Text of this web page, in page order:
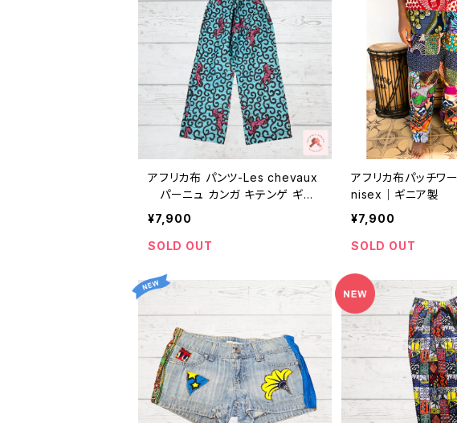
アフリカ布 パンツ-Les chevaux
パーニュ カンガ キテンゲ ギニ
ア フェアトレード INUWALIAFRIC
¥7,900
SOLD OUT
アフリカ布パッチワ
nisex｜ギニア製
¥7,900
SOLD OUT